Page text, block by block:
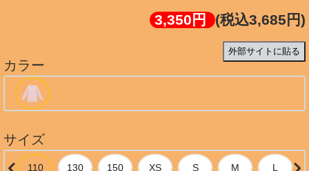
3,350円 (税込3,685円)
外部サイトに貼る
カラー
サイズ